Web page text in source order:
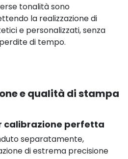
209,90 €
tonalità sono
la realizzazione di
e personalizzati, senza
di tempo.
e qualità di stampa
calibrazione perfetta
separatamente,
di estrema precisione